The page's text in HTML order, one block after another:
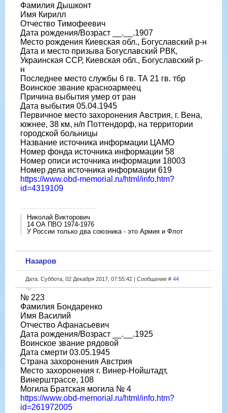
Фамилия Дышконт
Имя Кирилл
Отчество Тимофеевич
Дата рождения/Возраст __.__.1907
Место рождения Киевская обл., Богуславский р-н
Дата и место призыва Богуславский РВК,
Украинская ССР, Киевская обл., Богуславский р-
н
Последнее место службы 6 гв. ТА 21 гв. тбр
Воинское звание красноармеец
Причина выбытия умер от ран
Дата выбытия 05.04.1945
Первичное место захоронения Австрия, г. Вена,
южнее, 38 км, н/п Поттендорф, на территории
городской больницы
Название источника информации ЦАМО
Номер фонда источника информации 58
Номер описи источника информации 18003
Номер дела источника информации 619
https://www.obd-memorial.ru/html/info.htm?
id=4319109
Николай Викторович
14 ОА ПВО 1974-1976
У России только два союзника - это Армия и Флот
Назаров
Дата: Суббота, 02 Декабря 2017, 07:55:42 | Сообщение # 44
№ 223
Фамилия Бондаренко
Имя Василий
Отчество Афанасьевич
Дата рождения/Возраст __.__.1925
Воинское звание рядовой
Дата смерти 03.05.1945
Страна захоронения Австрия
Место захоронения г. Винер-Нойштадт,
Винерштрассе, 108
Могила Братская могила № 4
https://www.obd-memorial.ru/html/info.htm?
id=261972005